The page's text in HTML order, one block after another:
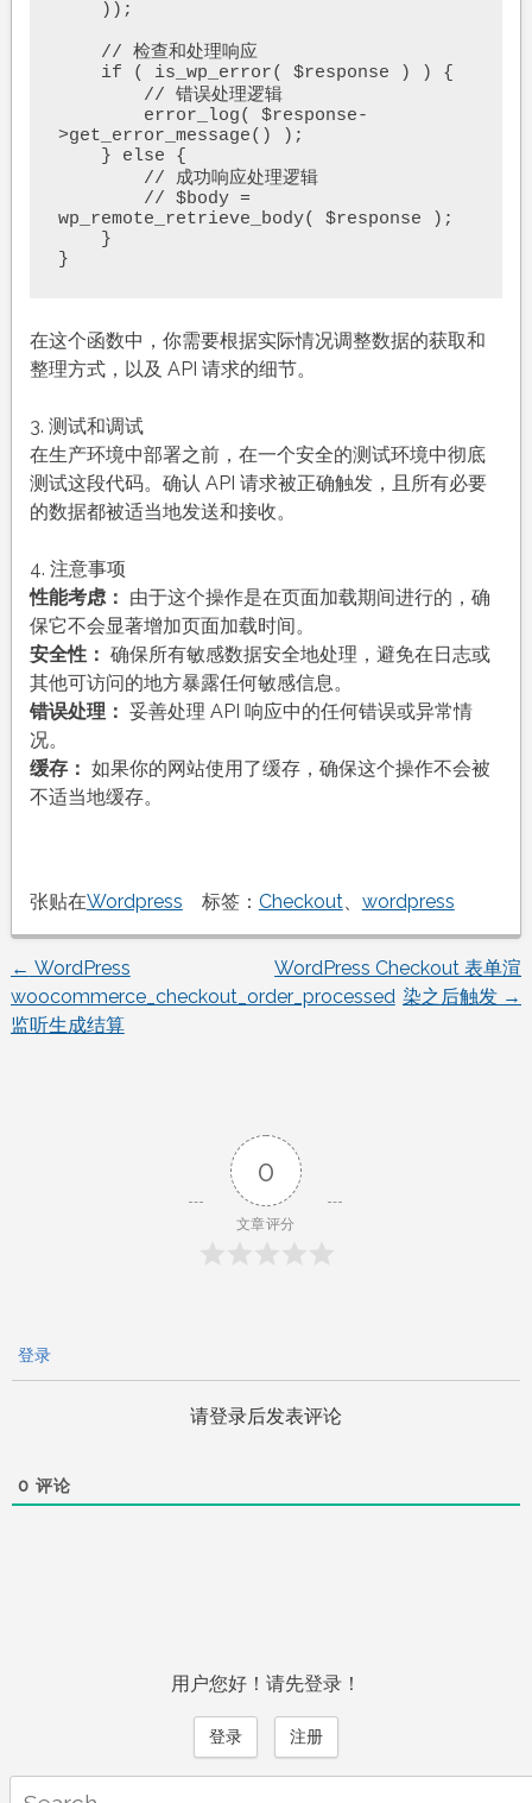
>get_error_message() );
wp_remote_retrieve_body( $response );
在这个函数中，你需要根据实际情况调整数据的获取和
整理方式，以及 API 请求的细节。
3. 测试和调试
在生产环境中部署之前，在一个安全的测试环境中彻底
测试这段代码。确认 API 请求被正确触发，且所有必要
的数据都被适当地发送和接收。
4. 注意事项
性能考虑： 由于这个操作是在页面加载期间进行的，确
保它不会显著增加页面加载时间。
安全性： 确保所有敏感数据安全地处理，避免在日志或
其他可访问的地方暴露任何敏感信息。
错误处理： 妥善处理 API 响应中的任何错误或异常情
况。
缓存： 如果你的网站使用了缓存，确保这个操作不会被
不适当地缓存。
张贴在Wordpress 标签： Checkout、 wordpress
文
章
← WordPress
woocommerce_checkout_order_processed
监听生成结算
WordPress Checkout 表单渲
染之后触发 →
0
文章评分
登录
请登录后发表评论
0 评论
用户您好！请先登录！
登录 注册